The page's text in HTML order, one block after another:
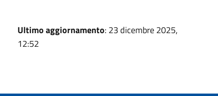
Ultimo aggiornamento: 23 dicembre 2025,
12:52